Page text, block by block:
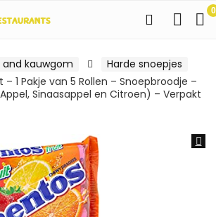
0
and kauwgom
Harde snoepjes
– 1 Pakje van 5 Rollen – Snoepbroodje –
Sinaasappel en Citroen) – Verpakt